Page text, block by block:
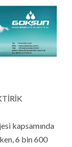
kapsamında
6 bin 600